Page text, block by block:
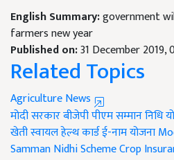
English Summary:government
farmers new year
Published on:31 December 2019,
Related Topics
Agriculture News
मोदी सरकारबीजेपीपीएम सम्मान निधि
खेतीस्वायल हेल्थ कार्डई-नाम योजना
Samman Nidhi SchemeCrop